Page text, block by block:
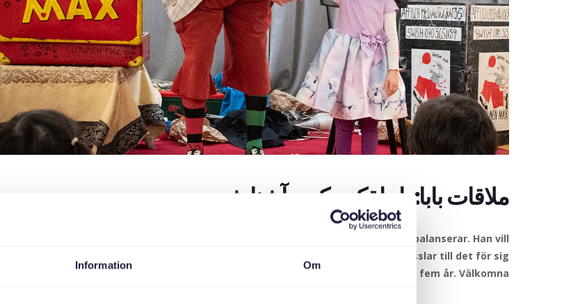
Information Om
ملاقات بابا: با دلقک مکس آشنا شوید
Var med och träffa den busiga och knasiga clownen Max som jonglerar, trollar och balanserar. Han vill
gärna få hjälp av de små i publiken när han trasslar till det för sig.
Till denna träff bjuder vi in pappor och deras barn upp till fem år. Välkomna!